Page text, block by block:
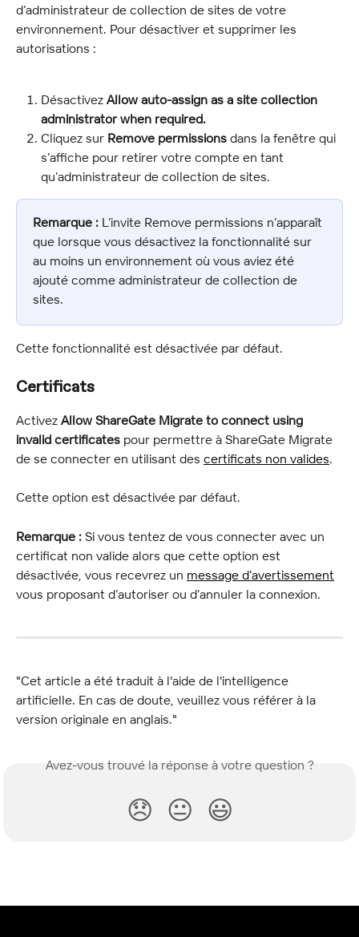
d’administrateur de collection de sites de votre
environnement. Pour désactiver et supprimer les
autorisations :
Désactivez Allow auto-assign as a site collection
administrator when required.
Cliquez sur Remove permissions dans la fenêtre qui
s’affiche pour retirer votre compte en tant
qu’administrateur de collection de sites.
Remarque : L’invite Remove permissions n’apparaît
que lorsque vous désactivez la fonctionnalité sur
au moins un environnement où vous aviez été
ajouté comme administrateur de collection de
sites.
Cette fonctionnalité est désactivée par défaut.
Certificats
Activez Allow ShareGate Migrate to connect using
invalid certificates pour permettre à ShareGate Migrate
de se connecter en utilisant des certificats non valides.
Cette option est désactivée par défaut.
Remarque : Si vous tentez de vous connecter avec un
certificat non valide alors que cette option est
désactivée, vous recevrez un message d’avertissement
vous proposant d’autoriser ou d’annuler la connexion.
"Cet article a été traduit à l'aide de l'intelligence
artificielle. En cas de doute, veuillez vous référer à la
version originale en anglais."
Avez-vous trouvé la réponse à votre question ?
😞 😐 😃